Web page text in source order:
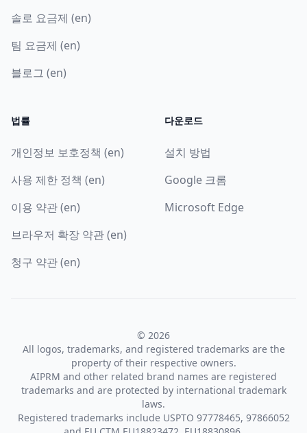
솔로 요금제 (en)
팀 요금제 (en)
블로그 (en)
법률
개인정보 보호정책 (en)
사용 제한 정책 (en)
이용 약관 (en)
브라우저 확장 약관 (en)
청구 약관 (en)
다운로드
설치 방법
Google 크롬
Microsoft Edge
© 2026
All logos, trademarks, and registered trademarks are the
property of their respective owners.
AIPRM and other related brand names are registered
trademarks and are protected by international trademark
laws.
Registered trademarks include USPTO 97778465, 97866052